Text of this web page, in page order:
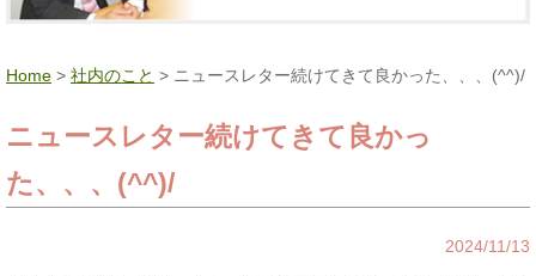
Home > 社内のこと > ニュースレター続けてきて良かった、、、(^^)/
ニュースレター続けてきて良かっ
た、、、(^^)/
2024/11/13